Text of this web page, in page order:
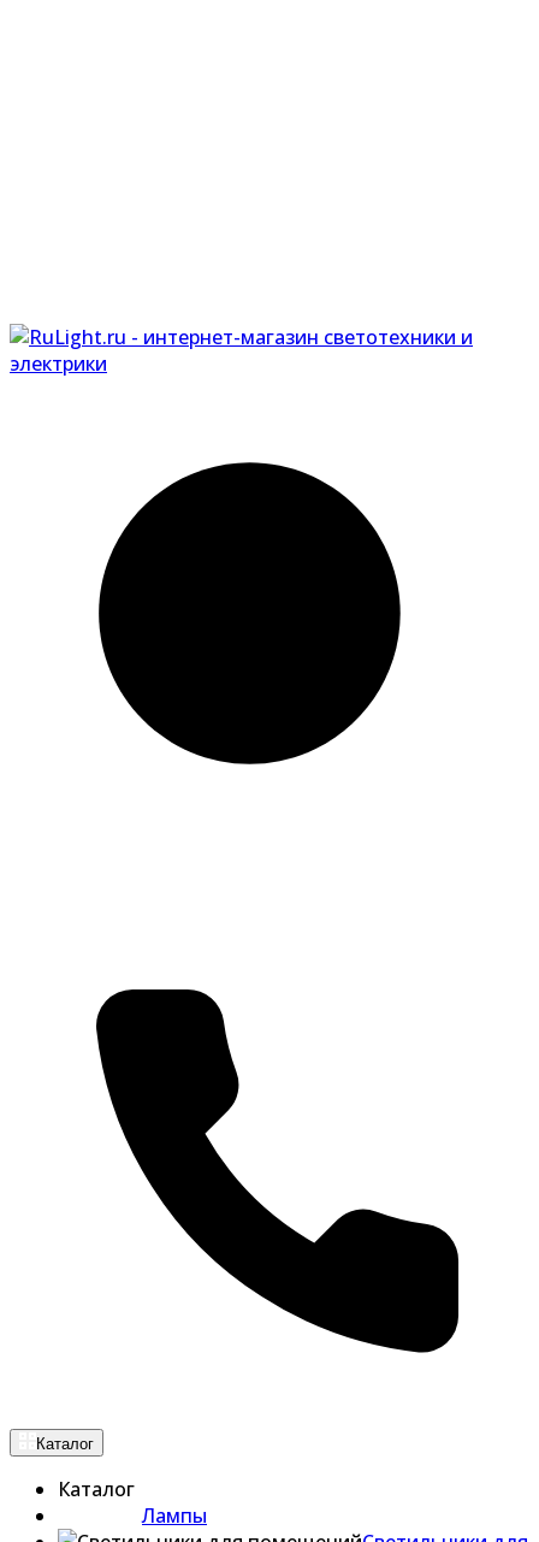
Каталог
Каталог
Лампы